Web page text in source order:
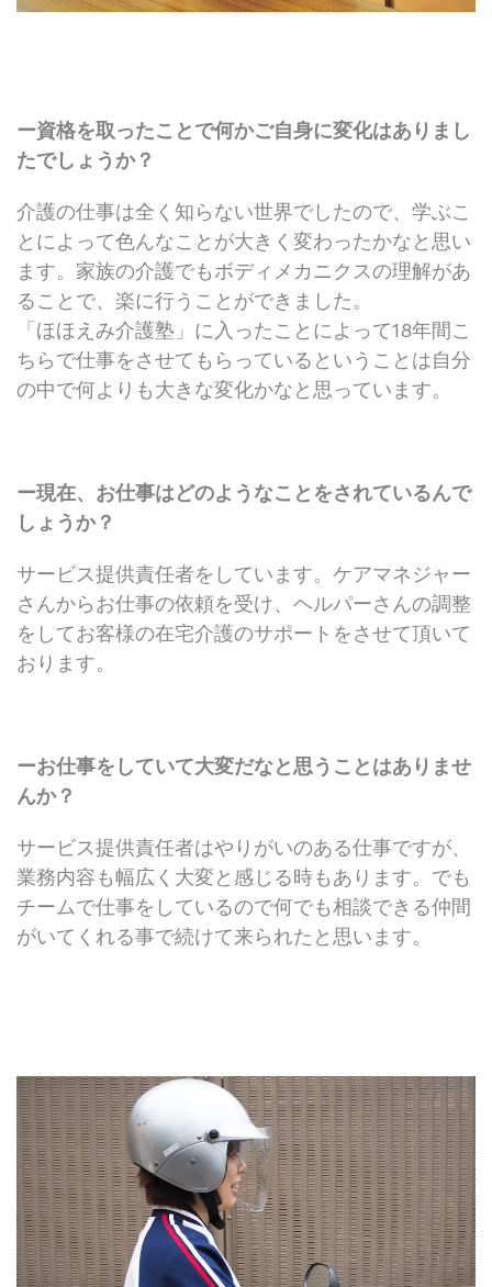
ー資格を取ったことで何かご自身に変化はありまし
たでしょうか？
介護の仕事は全く知らない世界でしたので、学ぶこ
とによって色んなことが大きく変わったかなと思い
ます。家族の介護でもボディメカニクスの理解があ
ることで、楽に行うことができました。
「ほほえみ介護塾」に入ったことによって18年間こ
ちらで仕事をさせてもらっているということは自分
の中で何よりも大きな変化かなと思っています。
ー現在、お仕事はどのようなことをされているんで
しょうか？
サービス提供責任者をしています。ケアマネジャー
さんからお仕事の依頼を受け、ヘルパーさんの調整
をしてお客様の在宅介護のサポートをさせて頂いて
おります。
ーお仕事をしていて大変だなと思うことはありませ
んか？
サービス提供責任者はやりがいのある仕事ですが、
業務内容も幅広く大変と感じる時もあります。でも
チームで仕事をしているので何でも相談できる仲間
がいてくれる事で続けて来られたと思います。